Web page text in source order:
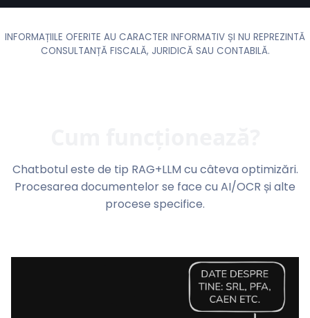
INFORMAȚIILE OFERITE AU CARACTER INFORMATIV ȘI NU REPREZINTĂ
CONSULTANȚĂ FISCALĂ, JURIDICĂ SAU CONTABILĂ.
Chatbotul este de tip RAG+LLM cu câteva optimizări.
Procesarea documentelor se face cu AI/OCR și alte
procese specifice.